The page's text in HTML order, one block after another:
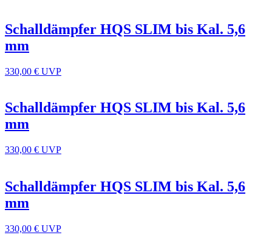
Schalldämpfer HQS SLIM bis Kal. 5,6
mm
330,00 € UVP
Schalldämpfer HQS SLIM bis Kal. 5,6
mm
330,00 € UVP
Schalldämpfer HQS SLIM bis Kal. 5,6
mm
330,00 € UVP